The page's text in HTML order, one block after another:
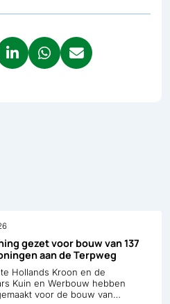
gezet voor bouw van 137
aan de Terpweg
Hollands Kroon en de
Kuin en Werbouw hebben
voor de bouw van